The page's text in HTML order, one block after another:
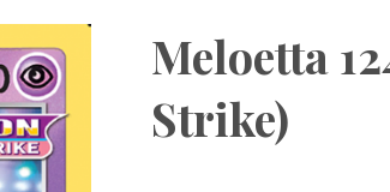
Meloetta
Strike)